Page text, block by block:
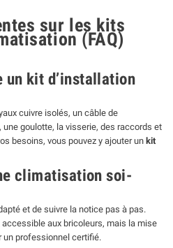
sur les kits
(FAQ)
un kit d’installation
cuivre isolés, un câble de
goulotte, la visserie, des raccords et
besoins, vous pouvez y ajouter un kit
climatisation soi-
et de suivre la notice pas à pas.
aux bricoleurs, mais la mise
un professionnel certifié.